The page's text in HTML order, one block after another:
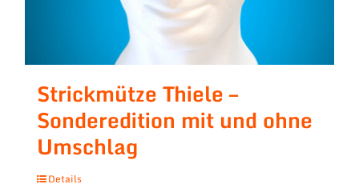
Strickmütze Thiele –
Sonderedition mit und ohne
Umschlag
Details